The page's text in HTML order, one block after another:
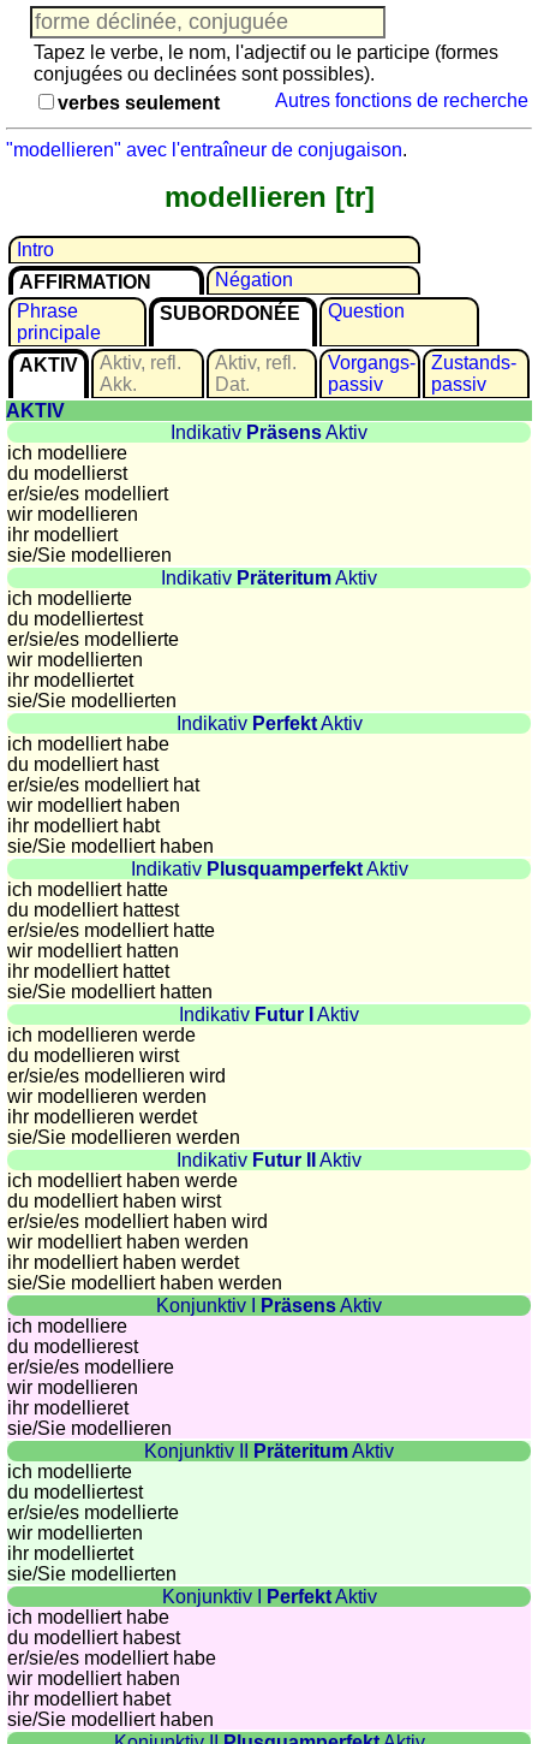
Jeu
avec
des
nombres
de
langues
espagnol
français
italien
latin
portugais
roumain
néerlandais
Utilités
Convertisseurs
d'unités
Plaques
d'immatriculation
Coucher
du
soleil
Balades
à
vélo
Petit
vocabulaire
pour
voyage
(pdf)
JEUX
Géographie
Quiz
de
côtes
et
fleuves
Quiz
de
géographie
Quiz
des
Quiz
des
fleuves
et
des
villes
Quiz
des
drapeaux,
blasons,
monnaie
Quiz
de
villes
et
Tapez le verbe, le nom, l'adjectif ou le participe (formes
conjugées ou declinées sont possibles).
verbes seulement
Autres fonctions de recherche
"modellieren" avec l'entraîneur de conjugaison.
modellieren [tr]
Intro
AFFIRMATION
Négation
Phrase
principale
SUBORDONÉE Question
AKTIV
Aktiv, refl.
Akk.
Aktiv, refl.
Dat.
Vorgangs­
passiv
Zustands­
passiv
AKTIV
Indikativ PräsensAktiv
ich modelliere
du modellierst
er/sie/es modelliert
wir modellieren
ihr modelliert
sie/Sie modellieren
Indikativ PräteritumAktiv
ich modellierte
du modelliertest
er/sie/es modellierte
wir modellierten
ihr modelliertet
sie/Sie modellierten
Indikativ PerfektAktiv
ich modelliert habe
du modelliert hast
er/sie/es modelliert hat
wir modelliert haben
ihr modelliert habt
sie/Sie modelliert haben
Indikativ PlusquamperfektAktiv
ich modelliert hatte
du modelliert hattest
er/sie/es modelliert hatte
wir modelliert hatten
ihr modelliert hattet
sie/Sie modelliert hatten
Indikativ Futur I
Aktiv
ich modellieren werde
du modellieren wirst
er/sie/es modellieren wird
wir modellieren werden
ihr modellieren werdet
sie/Sie modellieren werden
Indikativ Futur II
Aktiv
ich modelliert haben werde
du modelliert haben wirst
er/sie/es modelliert haben wird
wir modelliert haben werden
ihr modelliert haben werdet
sie/Sie modelliert haben werden
Konjunktiv I
PräsensAktiv
ich modelliere
du modellierest
er/sie/es modelliere
wir modellieren
ihr modellieret
sie/Sie modellieren
Konjunktiv II
PräteritumAktiv
ich modellierte
du modelliertest
er/sie/es modellierte
wir modellierten
ihr modelliertet
sie/Sie modellierten
Konjunktiv I
PerfektAktiv
ich modelliert habe
du modelliert habest
er/sie/es modelliert habe
wir modelliert haben
ihr modelliert habet
sie/Sie modelliert haben